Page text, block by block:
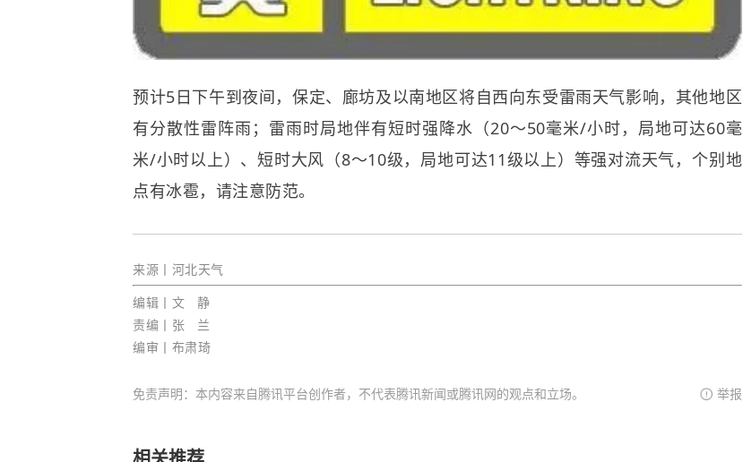
预计5日下午到夜间，保定、廊坊及以南地区将自西向东受雷雨天气影响，其他地区
有分散性雷阵雨；雷雨时局地伴有短时强降水（20～50毫米/小时，局地可达60毫
米/小时以上）、短时大风（8～10级，局地可达11级以上）等强对流天气，个别地
点有冰雹，请注意防范。
来源 丨河北天气
编辑丨文 静
责编丨张 兰
编审丨布肃琦
免责声明：本内容来自腾讯平台创作者，不代表腾讯新闻或腾讯网的观点和立场。 举报